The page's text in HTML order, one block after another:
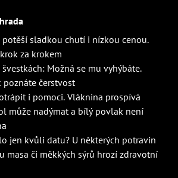
potěší sladkou chutí i nízkou cenou.
za krokem
Možná se mu vyhýbáte.
poznáte čerstvost
i pomoci. Vláknina prospívá
může nadýmat a bílý povlak není
jen kvůli datu? U některých potravin
masa či měkkých sýrů hrozí zdravotní